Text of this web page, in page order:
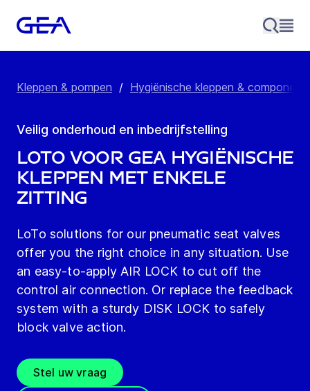
Kleppen & pompen / Hygiënische kleppen &
Veilig onderhoud en inbedrijfstelling
LoTo voor GEA hygiënische
kleppen met enkele
zitting
LoTo solutions for our pneumatic seat valves
offer you the right choice in any situation. Use
an easy-to-apply AIR LOCK to cut off the
control air connection. Or replace the feedback
system with a sturdy DISK LOCK to safely
block valve action.
Stel uw vraag